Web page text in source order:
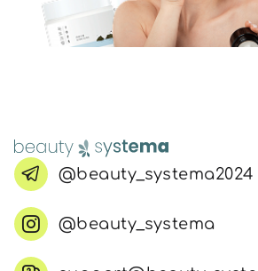
@beauty_systema2024
@beauty_systema